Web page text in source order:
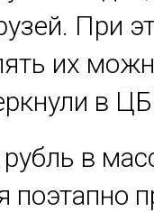
При
их
в
в
поэтапно